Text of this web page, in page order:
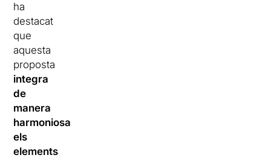
ha
destacat
que
aquesta
proposta
integra
de
manera
harmoniosa
els
elements